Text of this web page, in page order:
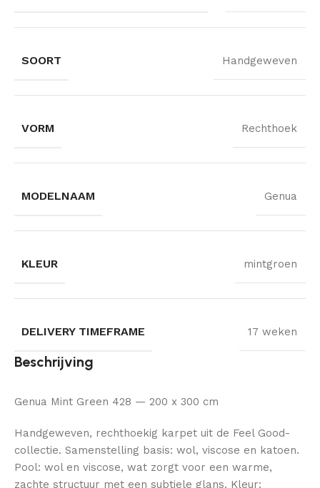
SOORT Handgeweven
VORM Rechthoek
MODELNAAM Genua
KLEUR mintgroen
DELIVERY TIMEFRAME 17 weken
Beschrijving
Genua Mint Green 428 — 200 x 300 cm
Handgeweven, rechthoekig karpet uit de Feel Good-
collectie. Samenstelling basis: wol, viscose en katoen.
Pool: wol en viscose, wat zorgt voor een warme,
zachte structuur met een subtiele glans. Kleur: